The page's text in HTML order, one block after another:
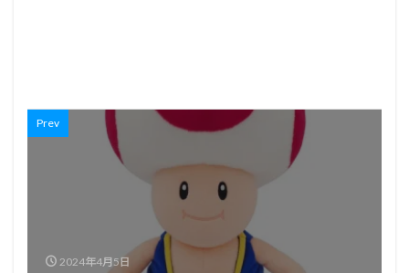
Prev
2024年4月5日